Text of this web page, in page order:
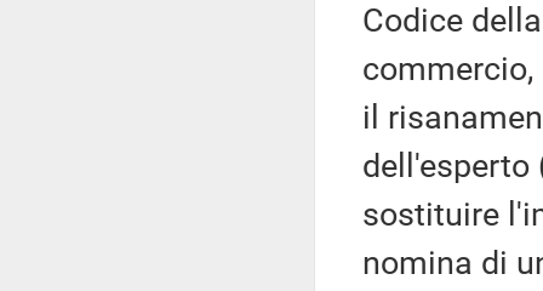
Codice
il
dell'esperto
sostituire
nomina di